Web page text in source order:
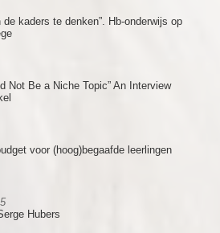
de kaders te denken”. Hb-onderwijs op
Not Be a Niche Topic” An Interview
voor (hoog)begaafde leerlingen
Hubers